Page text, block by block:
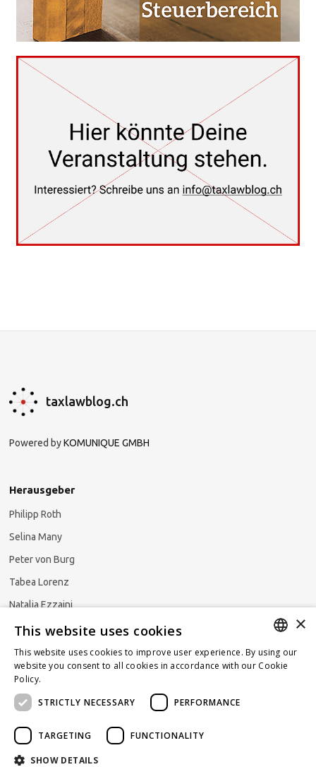
taxlawblog.ch
Powered byKOMUNIQUE GMBH
Herausgeber
Philipp Roth
Selina Many
Peter von Burg
Tabea Lorenz
Natalja Ezzaini
Newsletter abonnieren
GERMAN
×
This website uses cookies
This website uses cookies to improve user experience. By using our
website you consent to all cookies in accordance with our Cookie
Policy.
STRICTLY NECESSARY
PERFORMANCE
TARGETING FUNCTIONALITY
SHOW DETAILS